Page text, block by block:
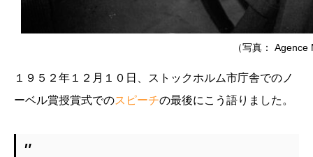
（写真：
１９５２年１２月１０日、ストックホルム市庁舎でのノ
ーベル賞授賞式でのスピーチの最後にこう語りました。